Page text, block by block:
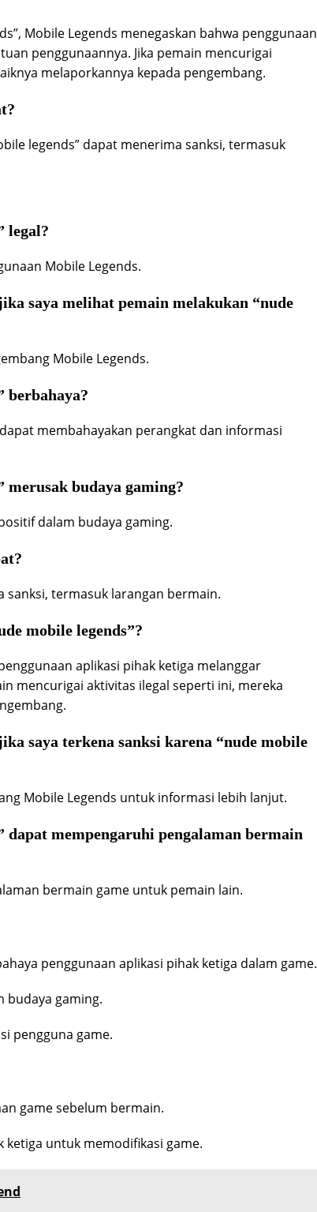
Mobile Legends menegaskan bahwa penggunaan
penggunaannya. Jika pemain mencurigai
melaporkannya kepada pengembang.
legends” dapat menerima sanksi, termasuk
legal?
Mobile Legends.
saya melihat pemain melakukan “nude
Mobile Legends.
berbahaya?
membahayakan perangkat dan informasi
merusak budaya gaming?
dalam budaya gaming.
termasuk larangan bermain.
mobile legends”?
aplikasi pihak ketiga melanggar
mencurigai aktivitas ilegal seperti ini, mereka
saya terkena sanksi karena “nude mobile
Mobile Legends untuk informasi lebih lanjut.
dapat mempengaruhi pengalaman bermain
bermain game untuk pemain lain.
penggunaan aplikasi pihak ketiga dalam game.
budaya gaming.
pengguna game.
game sebelum bermain.
ketiga untuk memodifikasi game.